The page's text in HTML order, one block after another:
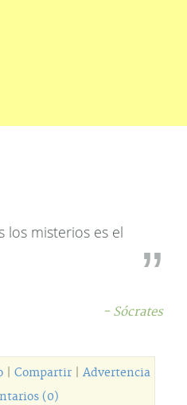
los misterios es el
- Sócrates
| Compartir| Advertencia
(0)